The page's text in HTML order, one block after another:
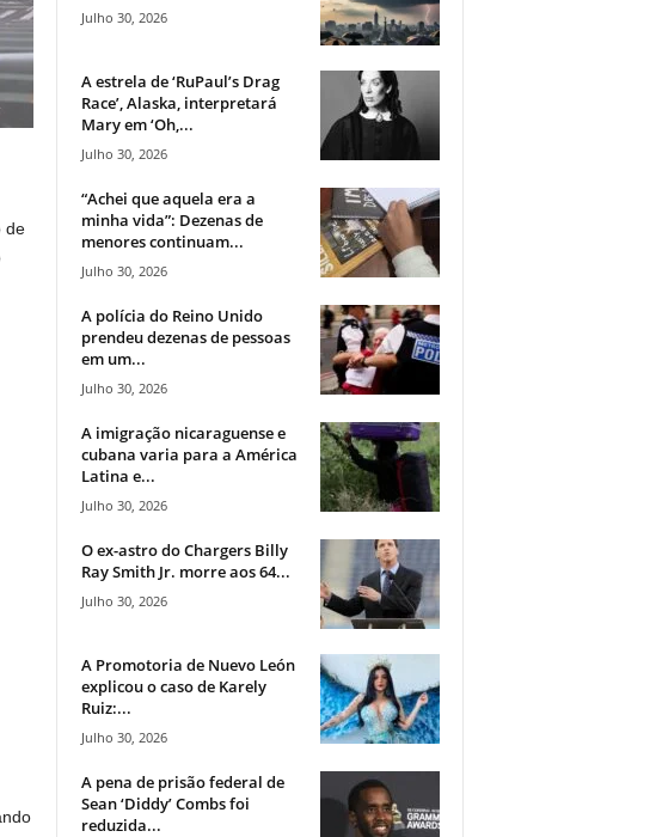
de
Julho 30, 2026
A estrela de ‘RuPaul’s Drag
Race’, Alaska, interpretará
Mary em ‘Oh,...
Julho 30, 2026
“Achei que aquela era a
minha vida”: Dezenas de
menores continuam...
Julho 30, 2026
A polícia do Reino Unido
prendeu dezenas de pessoas
em um...
Julho 30, 2026
A imigração nicaraguense e
cubana varia para a América
Latina e...
Julho 30, 2026
O ex-astro do Chargers Billy
Ray Smith Jr. morre aos 64...
Julho 30, 2026
A Promotoria de Nuevo León
explicou o caso de Karely
Ruiz:...
Julho 30, 2026
A pena de prisão federal de
Sean ‘Diddy’ Combs foi
reduzida...